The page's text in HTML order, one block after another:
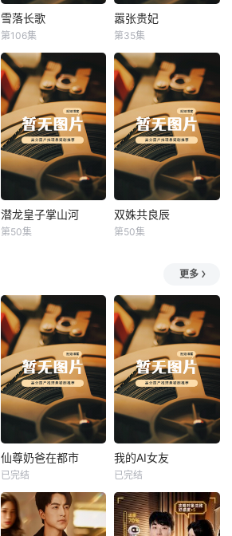
雪落长歌
雪落长歌
第106集
嚣张贵妃
嚣张贵妃
第35集
潜龙皇子掌山河
潜龙皇子掌山河
第50集
双姝共良辰
双姝共良辰
第50集
更多
热播
未知
仙尊奶爸在都市
已完结
热播
我的AI女友
未知
我的AI女友
已完结